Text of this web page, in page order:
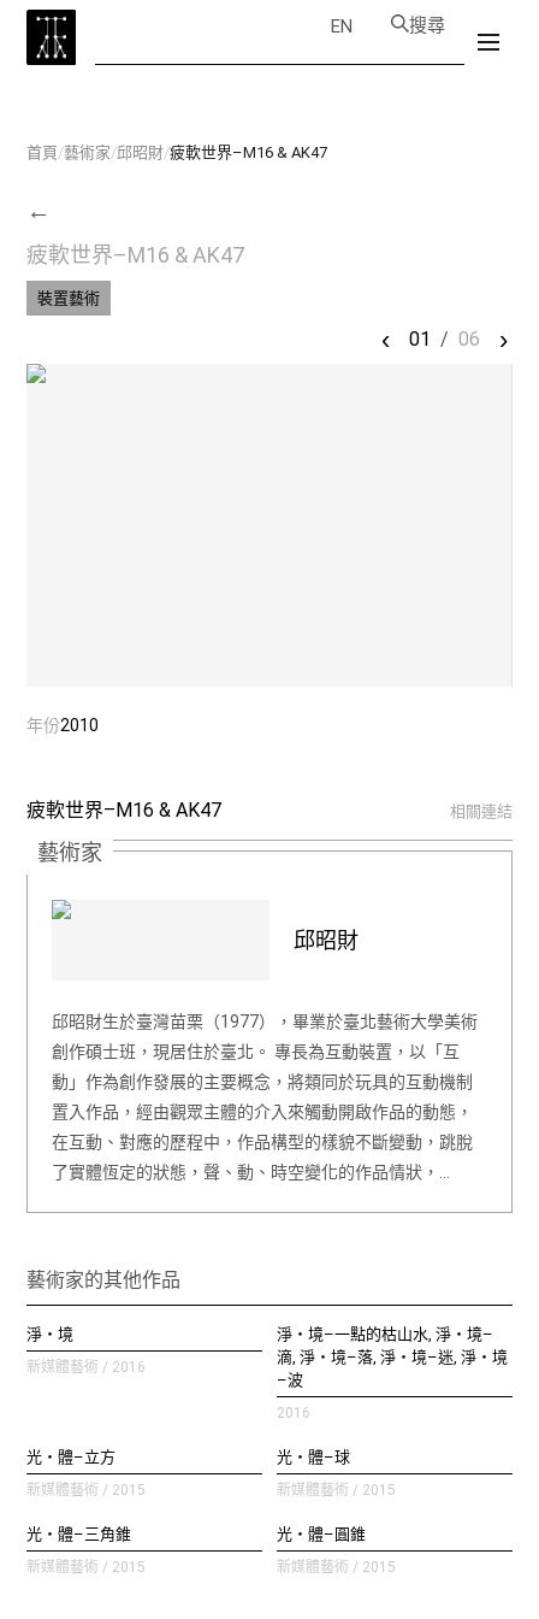
EN 搜尋
首頁/藝術家/邱昭財/疲軟世界–M16 & AK47
←
疲軟世界–M16 & AK47
裝置藝術
‹ 01 / 06 ›
年份2010
疲軟世界–M16 & AK47 相關連結
藝術家
邱昭財
邱昭財生於臺灣苗栗（1977），畢業於臺北藝術大學美術
創作碩士班，現居住於臺北。 專長為互動裝置，以「互
動」作為創作發展的主要概念，將類同於玩具的互動機制
置入作品，經由觀眾主體的介入來觸動開啟作品的動態，
在互動、對應的歷程中，作品構型的樣貌不斷變動，跳脫
了實體恆定的狀態，聲、動、時空變化的作品情狀，…
藝術家的其他作品
淨・境
新媒體藝術 / 2016
淨・境–一點的枯山水, 淨・境–
滴, 淨・境–落, 淨・境–迷, 淨・境
–波
2016
光・體–立方
新媒體藝術 / 2015
光・體–球
新媒體藝術 / 2015
光・體–三角錐
新媒體藝術 / 2015
光・體–圓錐
新媒體藝術 / 2015